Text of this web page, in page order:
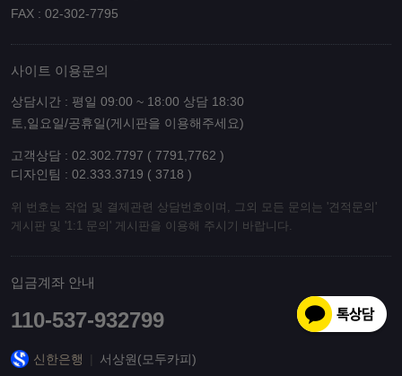
FAX : 02-302-7795
사이트 이용문의
상담시간 : 평일 09:00 ~ 18:00 상담 18:30
토,일요일/공휴일(게시판을 이용해주세요)
고객상담 : 02.302.7797 ( 7791,7762 )
디자인팀 : 02.333.3719 ( 3718 )
위 번호는 작업 및 결제관련 상담번호이며, 그외 모든 문의는 '견적문의'
게시판 및 '1:1 문의' 게시판을 이용해 주시기 바랍니다.
입금계좌 안내
110-537-932799
신한은행 서상원(모두카피)